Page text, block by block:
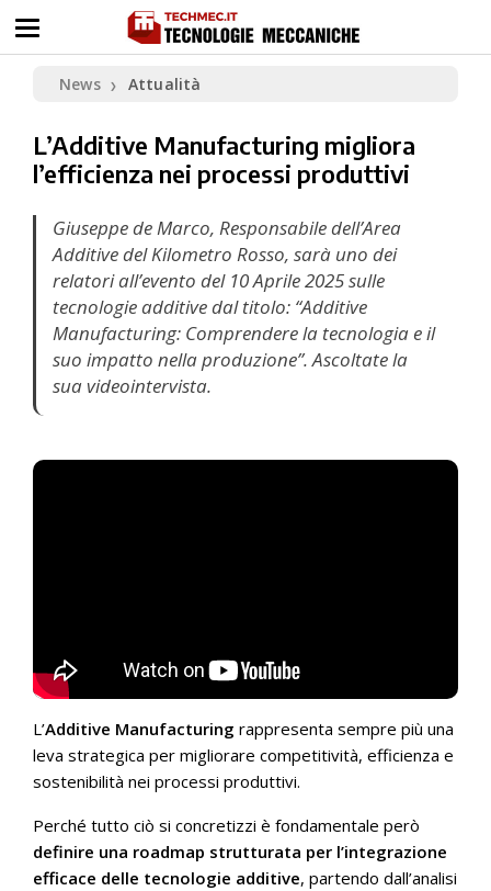
News ❯ Attualità
L’Additive Manufacturing migliora
l’efficienza nei processi produttivi
Giuseppe de Marco, Responsabile dell’Area
Additive del Kilometro Rosso, sarà uno dei
relatori all’evento del 10 Aprile 2025 sulle
tecnologie additive dal titolo: “Additive
Manufacturing: Comprendere la tecnologia e il
suo impatto nella produzione”. Ascoltate la
sua videointervista.
L’Additive Manufacturing rappresenta sempre più una
leva strategica per migliorare competitività, efficienza e
sostenibilità nei processi produttivi.
Perché tutto ciò si concretizzi è fondamentale però
definire una roadmap strutturata per l’integrazione
efficace delle tecnologie additive, partendo dall’analisi